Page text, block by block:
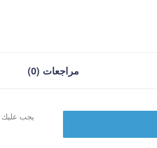
مراجعات (0)
يجب عليك